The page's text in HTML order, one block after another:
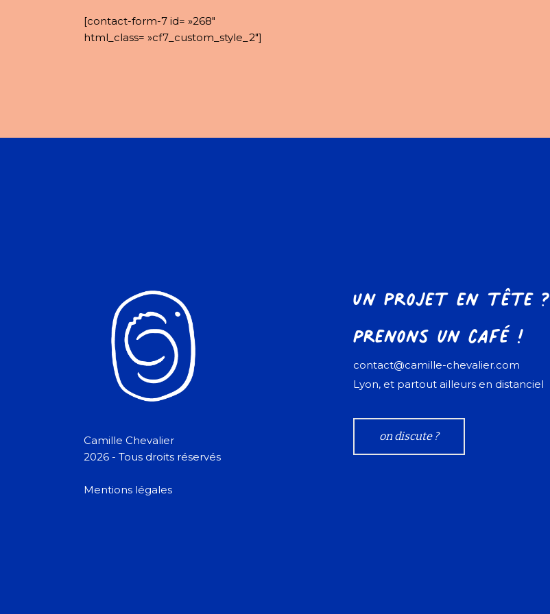
[contact-form-7 id= »268″
html_class= »cf7_custom_style_2″]
Camille Chevalier
2026 - Tous droits réservés
Mentions légales
Un projet en tête ?
Prenons un café !
contact@camille-chevalier.com
Lyon, et partout ailleurs en distanciel
on discute ?